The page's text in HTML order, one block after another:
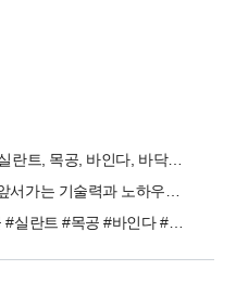
수지, 지물, 실란트, 목공, 바인다, 바닥재, 점착재, 증점제
#수지 #지물 #실란트 #목공 #바인다 #바닥재 #점착재 #증점제